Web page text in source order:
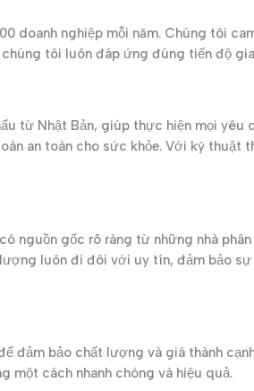
doanh nghiệp mỗi năm. Chúng tôi
tôi luôn đáp ứng đúng tiến độ
từ Nhật Bản, giúp thực hiện mọi
an toàn cho sức khỏe. Với kỹ
nguồn gốc rõ ràng từ những nhà
luôn đi đôi với uy tín, đảm bảo sự
bảo chất lượng và giá thành
một cách nhanh chóng và hiệu quả.